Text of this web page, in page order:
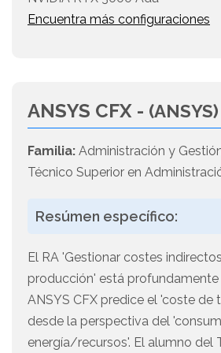
Encuentra más configuraciones
ANSYS CFX - (ANSYS)
Familia: Administración y
Técnico Superior en
Resúmen específico:
El RA 'Gestionar costes
producción' está
ANSYS CFX predice el 'coste de
desde la perspectiva del
energía/recursos'. El alumno del